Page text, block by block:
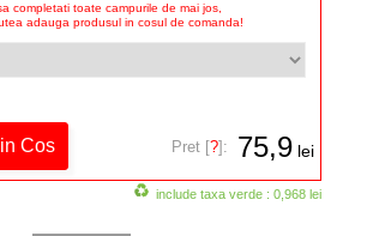
completati toate campurile de mai jos,
adauga produsul in cosul de comanda!
Pret [?]: 75,9 lei
include taxa verde : 0,968 lei